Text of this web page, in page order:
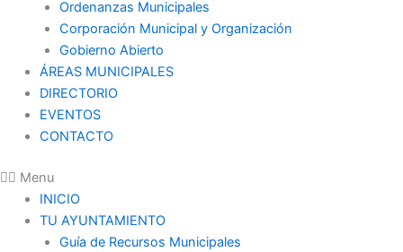
Ordenanzas Municipales
Corporación Municipal y Organización
Gobierno Abierto
ÁREAS MUNICIPALES
DIRECTORIO
EVENTOS
CONTACTO
Menu
INICIO
TU AYUNTAMIENTO
Guía de Recursos Municipales